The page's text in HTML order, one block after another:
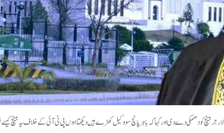
وکیل نے لارجر بینچ کو دھمکی دے دی اور کہا کہ باہر پانچ سو وکیل کھڑے ہیں دیکھتا ہوں پی ٹی آئی کے خلاف یہ